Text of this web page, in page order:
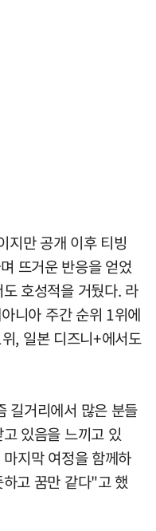
지만 공개 이후 티빙
뜨거운 반응을 얻었
호성적을 거뒀다. 라
니아 주간 순위 1위에
, 일본 디즈니+에서도
길거리에서 많은 분들
있음을 느끼고 있
지막 여정을 함께하
고 꿈만 같다"고 했